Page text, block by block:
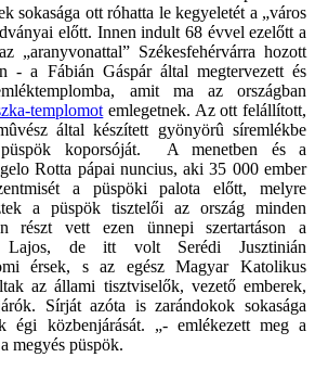
sokasága ott róhatta le kegyeletét a „város
előtt. Innen indult 68 évvel ezelőtt a
„aranyvonattal” Székesfehérvárra hozott
- a Fábián Gáspár által megtervezett és
amit ma az országban
templomot emlegetnek. Az ott felállított,
által készített gyönyörû síremlékbe
püspök koporsóját. A menetben és a
Rotta pápai nuncius, aki 35 000 ember
a püspöki palota előtt, melyre
a püspök tisztelői az ország minden
részt vett ezen ünnepi szertartáson a
Lajos, de itt volt Serédi Jusztinián
érsek, s az egész Magyar Katolikus
az állami tisztviselők, vezető emberek,
Sírját azóta is zarándokok sokasága
égi közbenjárását. „- emlékezett meg a
megyés püspök.